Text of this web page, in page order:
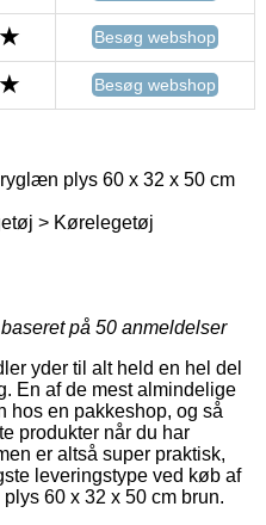
Besøg webshop
Besøg webshop
plys 60 x 32 x 50 cm
> Kørelegetøj
på 50 anmeldelser
yder til alt held en hel del
En af de mest almindelige
hos en pakkeshop, og så
produkter når du har
er altså super praktisk,
leveringstype ved køb af
60 x 32 x 50 cm brun.